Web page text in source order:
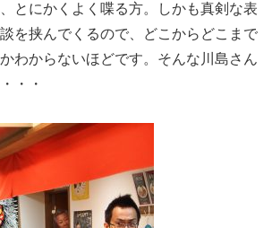
とにかくよく喋る方。しかも真剣な表
を挟んでくるので、どこからどこまで
わからないほどです。そんな川島さん
・・